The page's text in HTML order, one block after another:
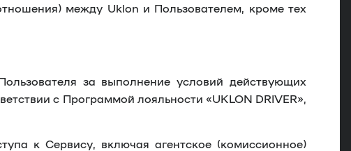
между Uklon и Пользователем, кроме тех
за выполнение условий действующих
с Программой лояльности «UKLON DRIVER»,
к Сервису, включая агентское (комиссионное)